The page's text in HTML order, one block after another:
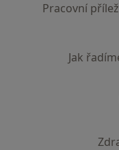
Pracovní
Jak